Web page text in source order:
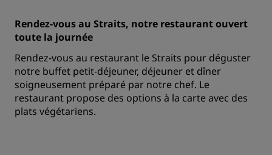
Rendez-vous au Straits, notre restaurant ouvert
toute la journée
Rendez-vous au restaurant le Straits pour déguster
notre buffet petit-déjeuner, déjeuner et dîner
soigneusement préparé par notre chef. Le
restaurant propose des options à la carte avec des
plats végétariens.